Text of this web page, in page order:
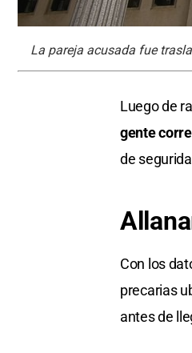
La pareja acusada fue
Luego de
gente
de
Con los
precarias
antes de